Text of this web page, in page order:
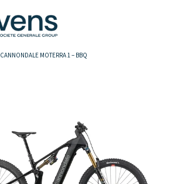
CANNONDALE MOTERRA 1 – BBQ